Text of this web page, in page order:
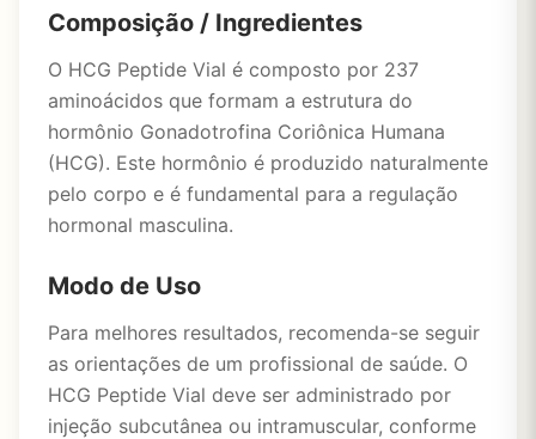
Composição / Ingredientes
O HCG Peptide Vial é composto por 237
aminoácidos que formam a estrutura do
hormônio Gonadotrofina Coriônica Humana
(HCG). Este hormônio é produzido naturalmente
pelo corpo e é fundamental para a regulação
hormonal masculina.
Modo de Uso
Para melhores resultados, recomenda-se seguir
as orientações de um profissional de saúde. O
HCG Peptide Vial deve ser administrado por
injeção subcutânea ou intramuscular, conforme